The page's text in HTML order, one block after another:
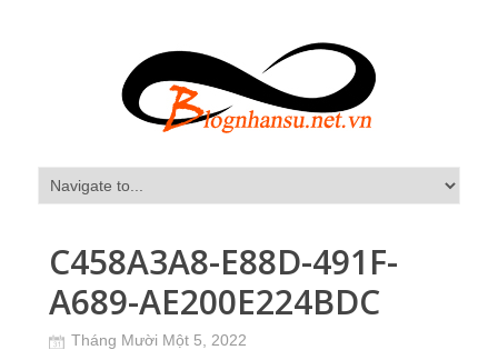
C458A3A8-E88D-491F-
A689-AE200E224BDC
Tháng Mười Một 5, 2022